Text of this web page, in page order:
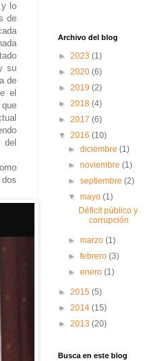
y lo
de
su
de
el
del
Archivo del blog
► 2023 (1)
► 2020 (6)
► 2019 (2)
► 2018 (4)
► 2017 (6)
▼ 2016 (10)
►diciembre(1)
►noviembre(1)
►septiembre(2)
▼mayo(1)
Déficit público y
corrupción
►marzo(1)
►febrero(3)
►enero(1)
► 2015 (5)
► 2014 (15)
► 2013 (20)
Busca en este blog